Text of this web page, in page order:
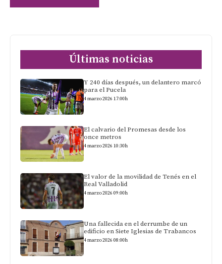
Últimas noticias
Y 240 días después, un delantero marcó
para el Pucela
4 marzo 2026 17:00h
El calvario del Promesas desde los
once metros
4 marzo 2026 10:30h
El valor de la movilidad de Tenés en el
Real Valladolid
4 marzo 2026 09:00h
Una fallecida en el derrumbe de un
edificio en Siete Iglesias de Trabancos
4 marzo 2026 08:00h